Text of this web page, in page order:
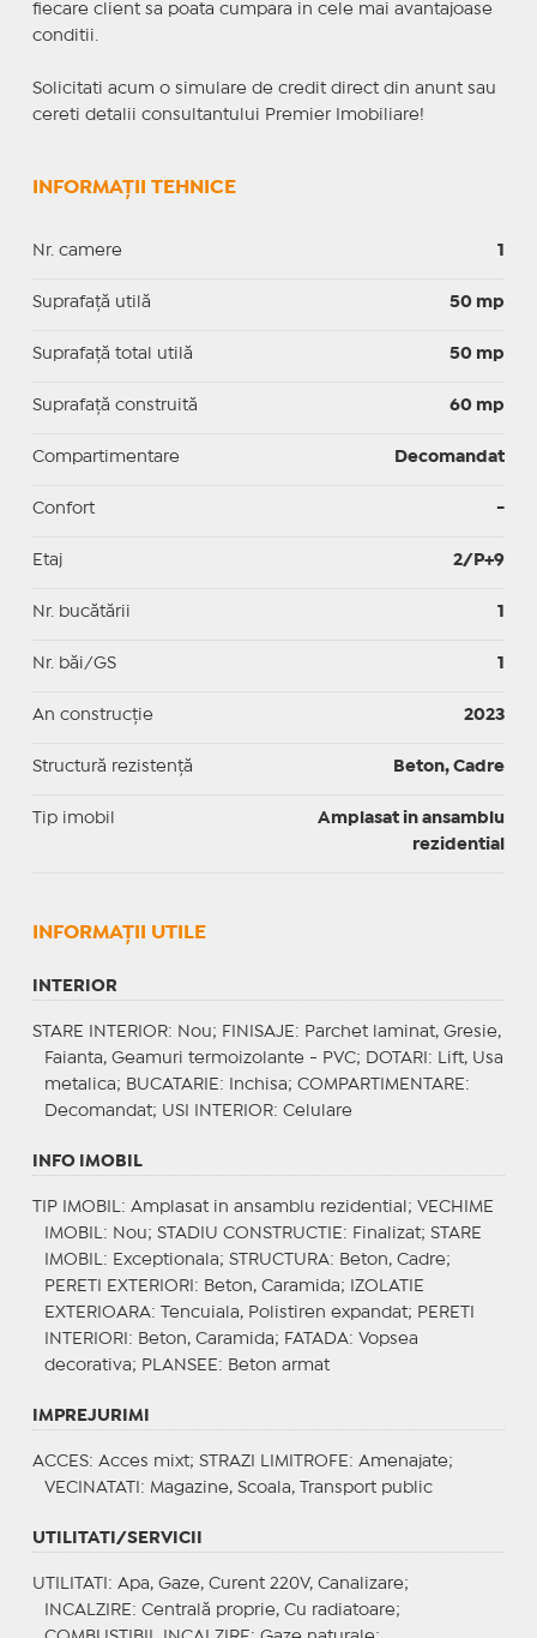
fiecare client sa poata cumpara in cele mai avantajoase
conditii.
Solicitati acum o simulare de credit direct din anunt sau
cereti detalii consultantului Premier Imobiliare!
INFORMAȚII TEHNICE
Nr. camere 1
Suprafaţă utilă 50 mp
Suprafaţă total utilă 50 mp
Suprafaţă construită 60 mp
Compartimentare Decomandat
Confort -
Etaj 2/P+9
Nr. bucătării 1
Nr. băi/GS 1
An construcție 2023
Structură rezistență Beton, Cadre
Tip imobil
Amplasat in ansamblu
rezidential
INFORMAŢII UTILE
INTERIOR
STARE INTERIOR: Nou; FINISAJE : Parchet laminat, Gresie,
Faianta, Geamuri termoizolante - PVC;
DOTARI : Lift, Usa
metalica; BUCATARIE : Inchisa; COMPARTIMENTARE :
Decomandat; USI INTERIOR: Celulare
INFO IMOBIL
TIP IMOBIL : Amplasat in ansamblu rezidential; VECHIME
IMOBIL : Nou; STADIU CONSTRUCTIE : Finalizat; STARE
IMOBIL : Exceptionala; STRUCTURA: Beton, Cadre;
PERETI EXTERIORI : Beton, Caramida;
IZOLATIE
EXTERIOARA: Tencuiala, Polistiren expandat; PERETI
INTERIORI : Beton, Caramida; FATADA: Vopsea
decorativa; PLANSEE : Beton armat
IMPREJURIMI
ACCES: Acces mixt; STRAZI LIMITROFE : Amenajate;
VECINATATI : Magazine, Scoala, Transport public
UTILITATI/SERVICII
UTILITATI : Apa, Gaze, Curent 220V, Canalizare;
INCALZIRE : Centrală proprie, Cu radiatoare;